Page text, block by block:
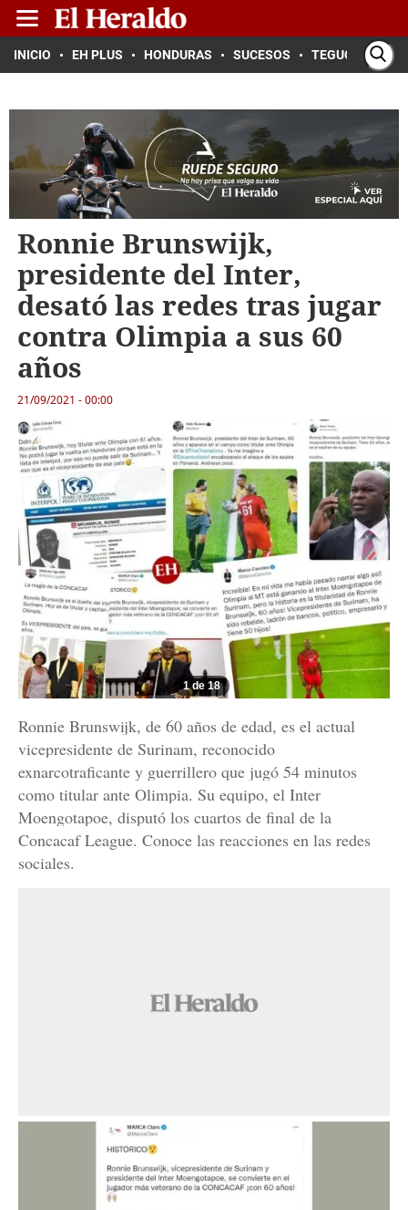
INICIO EH PLUS HONDURAS SUCESOS TEGUCIGALPA
Ronnie Brunswijk,
presidente del Inter,
desató las redes tras jugar
contra Olimpia a sus 60
años
21/09/2021 - 00:00
1 de 18
Ronnie Brunswijk, de 60 años de edad, es el actual
vicepresidente de Surinam, reconocido
exnarcotraficante y guerrillero que jugó 54 minutos
como titular ante Olimpia. Su equipo, el Inter
Moengotapoe, disputó los cuartos de final de la
Concacaf League. Conoce las reacciones en las redes
sociales.